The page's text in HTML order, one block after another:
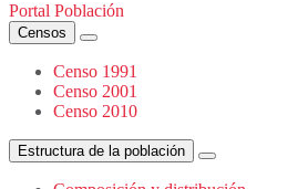
Portal Población
Censos
Censo 1991
Censo 2001
Censo 2010
Estructura de la población